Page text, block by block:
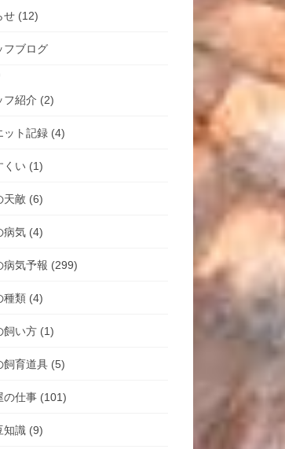
せ (12)
フブログ
フ紹介 (2)
ット記録 (4)
くい (1)
天敵 (6)
病気 (4)
病気予報 (299)
種類 (4)
飼い方 (1)
飼育道具 (5)
の仕事 (101)
知識 (9)